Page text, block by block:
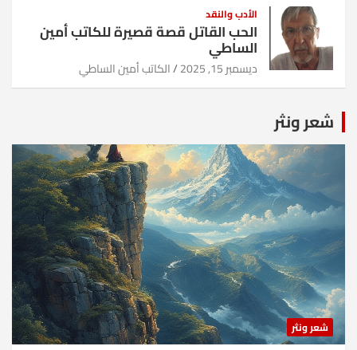
الأدب والنقد
الحب القاتل قصة قصيرة للكاتب أمين
الساطي
ديسمبر 15, 2025 الكاتب أمين الساطي
شعر ونثر
شعر ونثر